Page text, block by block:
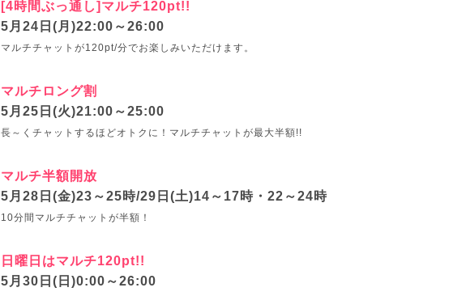
[4時間ぶっ通し]マルチ120pt!!
5月24日(月)22:00～26:00
マルチチャットが120pt/分でお楽しみいただけます。
マルチロング割
5月25日(火)21:00～25:00
長～くチャットするほどオトクに！マルチチャットが最大半額!!
マルチ半額開放
5月28日(金)23～25時/29日(土)14～17時・22～24時
10分間マルチチャットが半額！
日曜日はマルチ120pt!!
5月30日(日)0:00～26:00